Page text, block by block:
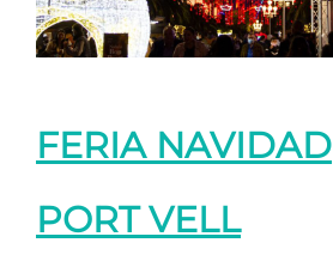
FERIA NAVIDAD
PORT VELL